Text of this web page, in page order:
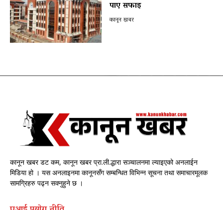
पाए सफाइ
कानून खबर
कानून खबर डट कम, कानून खबर प्रा.ली.द्धारा सञ्चालनमा ल्याइएको अनलाईन
मिडिया हो । यस अनलाइनमा कानूनसँग सम्बन्धित विभिन्न सूचना तथा समाचारमूलक
सामग्रिहरु पढ्न सक्नुहुने छ ।